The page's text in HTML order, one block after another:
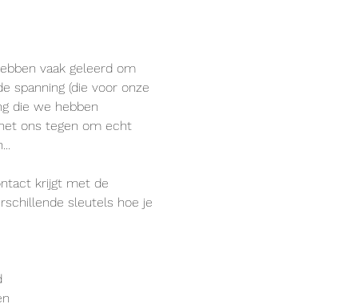
vaak geleerd om
spanning (die voor onze
die we hebben
ons tegen om echt
krijgt met de
sleutels hoe je